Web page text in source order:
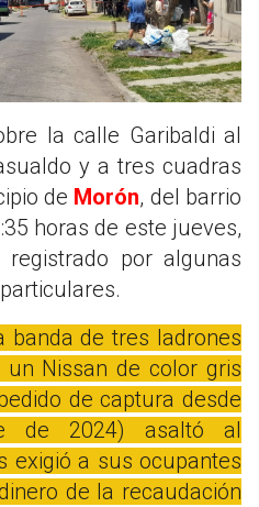
la calle Garibaldi al
y a tres cuadras
de Morón, del barrio
horas de este jueves,
por algunas
banda de tres ladrones
Nissan de color gris
de captura desde
de 2024) asaltó al
exigió a sus ocupantes
de la recaudación